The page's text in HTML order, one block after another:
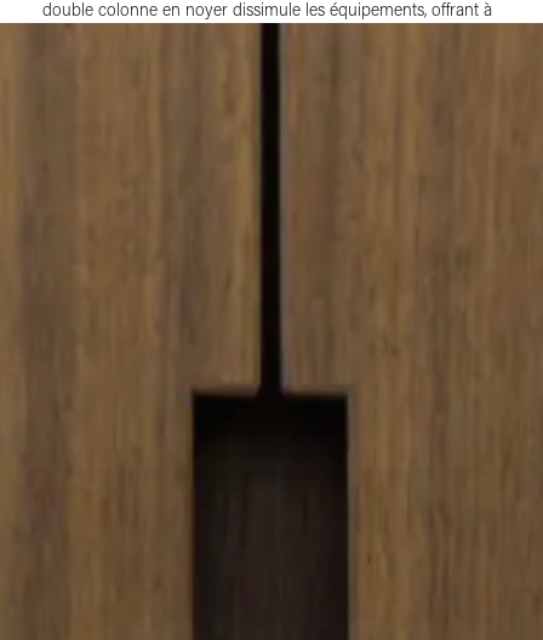
double colonne en noyer dissimule les équipements, offrant à